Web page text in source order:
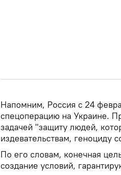
Напомним, Россия с 24
спецоперацию на Украине.
задачей "защиту людей,
издевательствам, геноциду
По его словам, конечная
создание условий,